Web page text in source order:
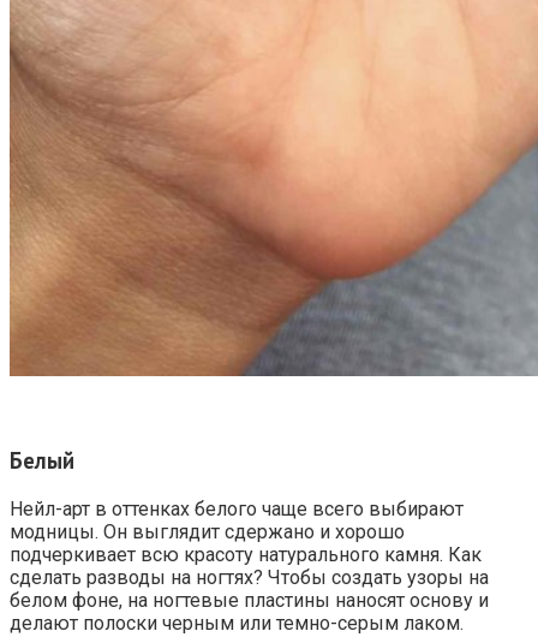
Белый
Нейл-арт в оттенках белого чаще всего выбирают
модницы. Он выглядит сдержано и хорошо
подчеркивает всю красоту натурального камня. Как
сделать разводы на ногтях? Чтобы создать узоры на
белом фоне, на ногтевые пластины наносят основу и
делают полоски черным или темно-серым лаком.